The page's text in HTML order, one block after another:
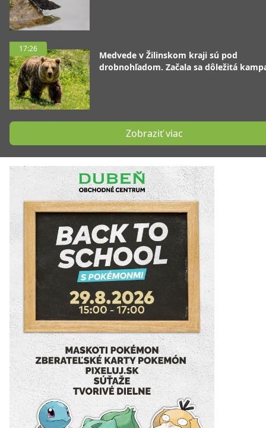
17:26
Medvede v Žilinskom kraji sú pod
drobnohľadom. Začala sa dôležitá
Zobraziť viac